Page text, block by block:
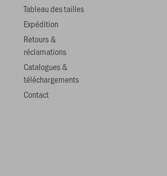
Tableau des tailles
Expédition
Retours &
réclamations
Catalogues &
téléchargements
Contact